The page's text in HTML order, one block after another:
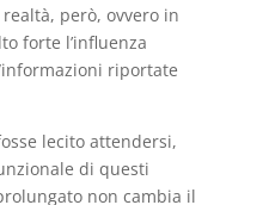
però, ovvero in
forte l’influenza
riportate
lecito attendersi,
di questi
non cambia il